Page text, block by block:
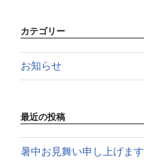
カテゴリー
お知らせ
最近の投稿
暑中お見舞い申し上げます